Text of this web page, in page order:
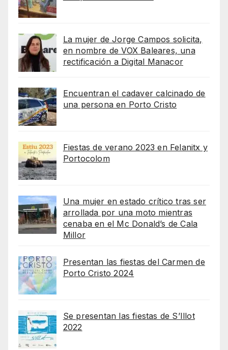
La mujer de Jorge Campos solicita,
en nombre de VOX Baleares, una
rectificación a Digital Manacor
Encuentran el cadaver calcinado de
una persona en Porto Cristo
Fiestas de verano 2023 en Felanitx y
Portocolom
Una mujer en estado crítico tras ser
arrollada por una moto mientras
cenaba en el Mc Donald’s de Cala
Millor
Presentan las fiestas del Carmen de
Porto Cristo 2024
Se presentan las fiestas de S’Illot
2022